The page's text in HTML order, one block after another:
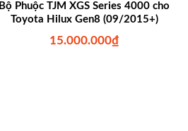
Bộ Phuộc TJM XGS Series 4000 cho
Toyota Hilux Gen8 (09/2015+)
15.000.000₫